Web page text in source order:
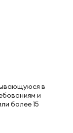
в
и
более 15